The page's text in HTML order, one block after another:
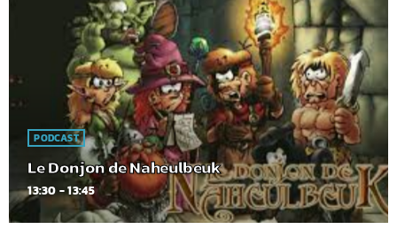
PODCAST
Le Donjon de Naheulbeuk
13:30 - 13:45